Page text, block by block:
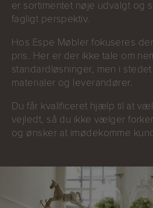
er sortimentet nøje udvalgt og
fagligt perspektiv.
Hos Espe Møbler fokuseres
pris. Her er der ikke tale om
standardløsninger, men i
materialer og leverandører.
Du får kvalificeret hjælp til at
vejledt, så du ikke vælger
og ønsker at imødekomme